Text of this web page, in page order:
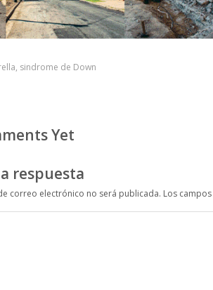
, sindrome de Down
Yet
respuesta
correo electrónico no será publicada. Los